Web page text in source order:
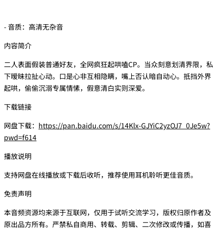
- 音质：高清无杂音
内容简介
二人表面假装普通好友，全网疯狂起哄嗑CP。当众刻意划清界限，私
下暧昧拉扯心动。口是心非互相隐瞒，嘴上否认暗自动心。抵挡外界
起哄，偷偷沉溺专属情愫，假意清白实则深爱。
下载链接
网盘下载： https://pan.baidu.com/s/14Klx-GJYiC2yzOJ7_0Je5w?
pwd=f614
播放说明
支持网盘在线播放或下载后收听，推荐使用耳机聆听更佳音质。
免责声明
本音频资源均来源于互联网，仅用于试听交流学习，版权归原作者及
原出品方所有。严禁私自商用、转载、剪辑、二次修改或传播，如喜